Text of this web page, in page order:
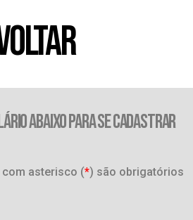
ABAIXO PARA SE CADASTRAR
com asterisco (*) são obrigatórios